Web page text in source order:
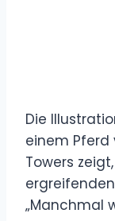
Die
einem Pferd
Towers
„Manchmal